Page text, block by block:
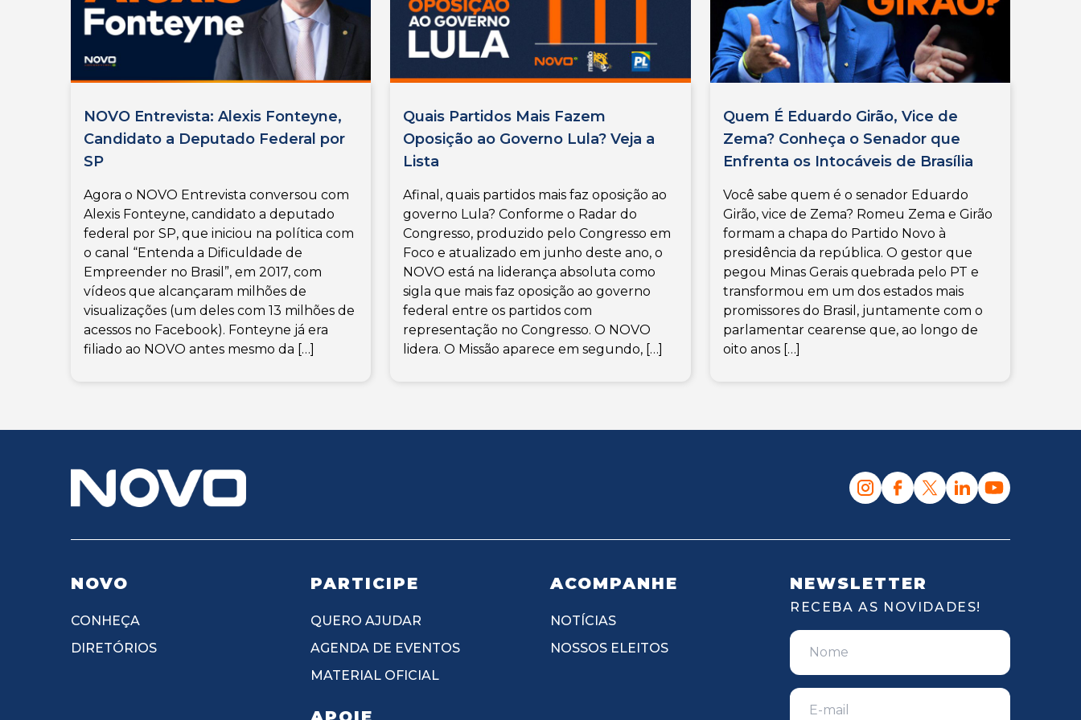
NOVO Entrevista: Alexis Fonteyne,
Candidato a Deputado Federal por
SP
Agora o NOVO Entrevista conversou com
Alexis Fonteyne, candidato a deputado
federal por SP, que iniciou na política com
o canal “Entenda a Dificuldade de
Empreender no Brasil”, em 2017, com
vídeos que alcançaram milhões de
visualizações (um deles com 13 milhões de
acessos no Facebook). Fonteyne já era
filiado ao NOVO antes mesmo da […]
Quais Partidos Mais Fazem
Oposição ao Governo Lula? Veja a
Lista
Afinal, quais partidos mais faz oposição ao
governo Lula? Conforme o Radar do
Congresso, produzido pelo Congresso em
Foco e atualizado em junho deste ano, o
NOVO está na liderança absoluta como
sigla que mais faz oposição ao governo
federal entre os partidos com
representação no Congresso. O NOVO
lidera. O Missão aparece em segundo, […]
Quem É Eduardo Girão, Vice de
Zema? Conheça o Senador que
Enfrenta os Intocáveis de Brasília
Você sabe quem é o senador Eduardo
Girão, vice de Zema? Romeu Zema e Girão
formam a chapa do Partido Novo à
presidência da república. O gestor que
pegou Minas Gerais quebrada pelo PT e
transformou em um dos estados mais
promissores do Brasil, juntamente com o
parlamentar cearense que, ao longo de
oito anos […]
NOVO
CONHEÇA
DIRETÓRIOS
PARTICIPE
QUERO AJUDAR
AGENDA DE EVENTOS
MATERIAL OFICIAL
ACOMPANHE
NOTÍCIAS
NOSSOS ELEITOS
NEWSLETTER
RECEBA AS NOVIDADES!